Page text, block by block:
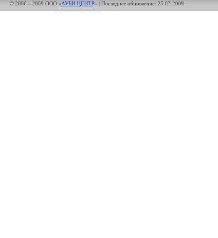
© 2006—2009 ООО «АУБИ ЦЕНТР» | Последнее обновление: 25.03.2009